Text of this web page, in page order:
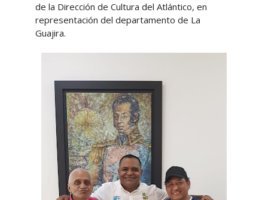
de la Dirección de Cultura del Atlántico, en
representación del departamento de La
Guajira.